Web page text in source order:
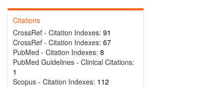
Citations
CrossRef - Citation Indexes: 91
CrossRef - Citation Indexes: 67
PubMed - Citation Indexes: 8
PubMed Guidelines - Clinical Citations:
1
Scopus - Citation Indexes: 112